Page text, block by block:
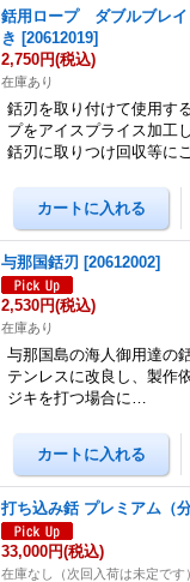
銛用ロープ ダブルブレ
き [20612019]
2,750円(税込)
在庫あり
銛刃を取り付けて使用す
プをアイスプライス加工
銛刃に取りつけ回収等に
与那国銛刃 [20612002]
2,530円(税込)
在庫あり
与那国島の海人御用達の
テンレスに改良し、製作
ジキを打つ場合に…
打ち込み銛 プレミアム（分
33,000円(税込)
在庫なし（次回入荷は未定です